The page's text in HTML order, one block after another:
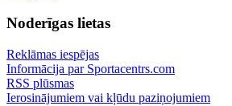
Noderīgas lietas
Reklāmas iespējas
Informācija par Sportacentrs.com
RSS plūsmas
Ierosinājumiem vai kļūdu paziņojumiem